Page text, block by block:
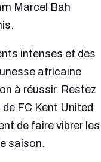
Marcel Bah
intenses et des
africaine
à réussir. Restez
FC Kent United
de faire vibrer les
saison.